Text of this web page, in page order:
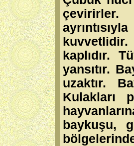
çevirirler.
kaplıdır.
yansıtır.
uzaktır.
Kulakları
baykuşu,